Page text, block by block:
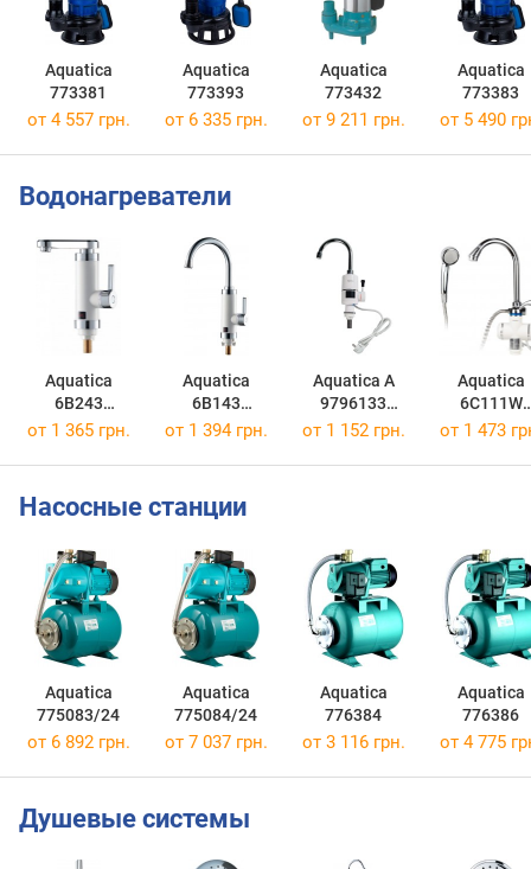
Aquatica
773381
Aquatica
773393
Aquatica
773432
Aquatica
773383
от 4 557 грн. от 6 335 грн. от 9 211 грн. от 5 490
Водонагреватели
Aquatica
6B243
HZ-6B243W
Aquatica
6B143
HZ-6B143W
Aquatica A
9796133
9796133
Aquatica
6C111W
LZ-
от 1 365 грн. от 1 394 грн. от 1 152 грн. от 1 473
Насосные станции
Aquatica
775083/24
Aquatica
775084/24
Aquatica
776384
Aquatica
776386
от 6 892 грн. от 7 037 грн. от 3 116 грн. от 4 775
Душевые системы